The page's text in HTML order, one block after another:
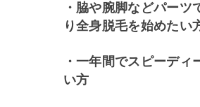
・脇や腕脚などパーツ
り全身脱毛を始めたい
・一年間でスピーディ
い方